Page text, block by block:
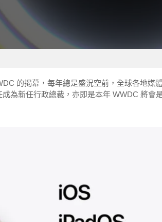
的揭幕，每年總是盛況空前，全球各地媒
為新任行政總裁，亦即是本年 WWDC 將會